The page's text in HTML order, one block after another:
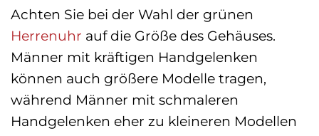
Achten Sie bei der Wahl der grünen
Herrenuhr auf die Größe des Gehäuses.
Männer mit kräftigen Handgelenken
können auch größere Modelle tragen,
während Männer mit schmaleren
Handgelenken eher zu kleineren Modellen